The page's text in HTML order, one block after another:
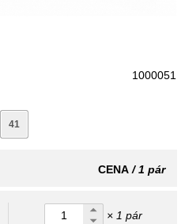
1000051
41
CENA / 1 pár
× 1 pár